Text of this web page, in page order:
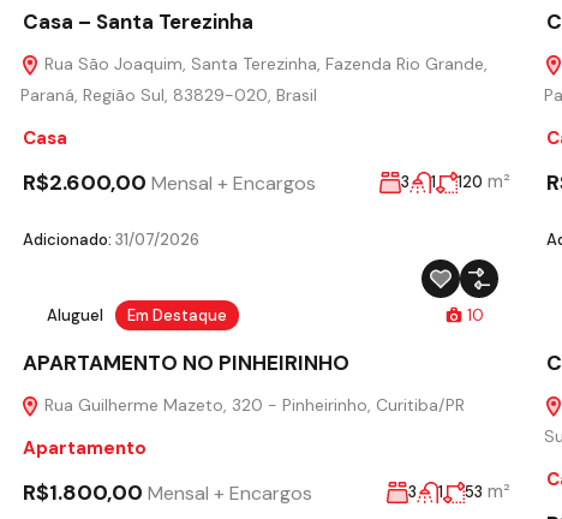
Casa – Santa Terezinha
Rua São Joaquim, Santa Terezinha, Fazenda Rio Grande,
Paraná, Região Sul, 83829-020, Brasil
Casa
R$2.600,00 Mensal + Encargos 3 1 120 m²
Adicionado: 31/07/2026
Aluguel Em Destaque 10
APARTAMENTO NO PINHEIRINHO
Rua Guilherme Mazeto, 320 - Pinheirinho, Curitiba/PR
Apartamento
R$1.800,00 Mensal + Encargos 3 1 53 m²